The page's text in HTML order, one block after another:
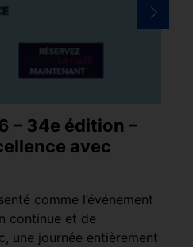
– 34e édition –
avec
comme l’événement
continue et de
une journée entièrement